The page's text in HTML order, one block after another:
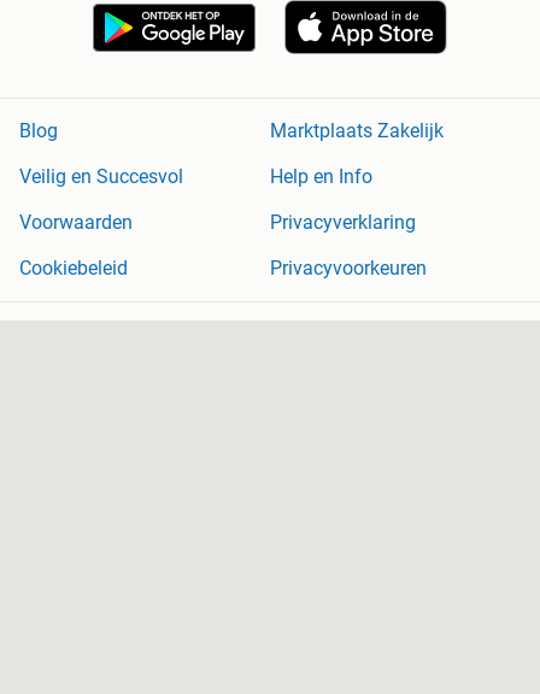
Blog
Marktplaats Zakelijk
Veilig en Succesvol
Help en Info
Voorwaarden
Privacyverklaring
Cookiebeleid
Privacyvoorkeuren